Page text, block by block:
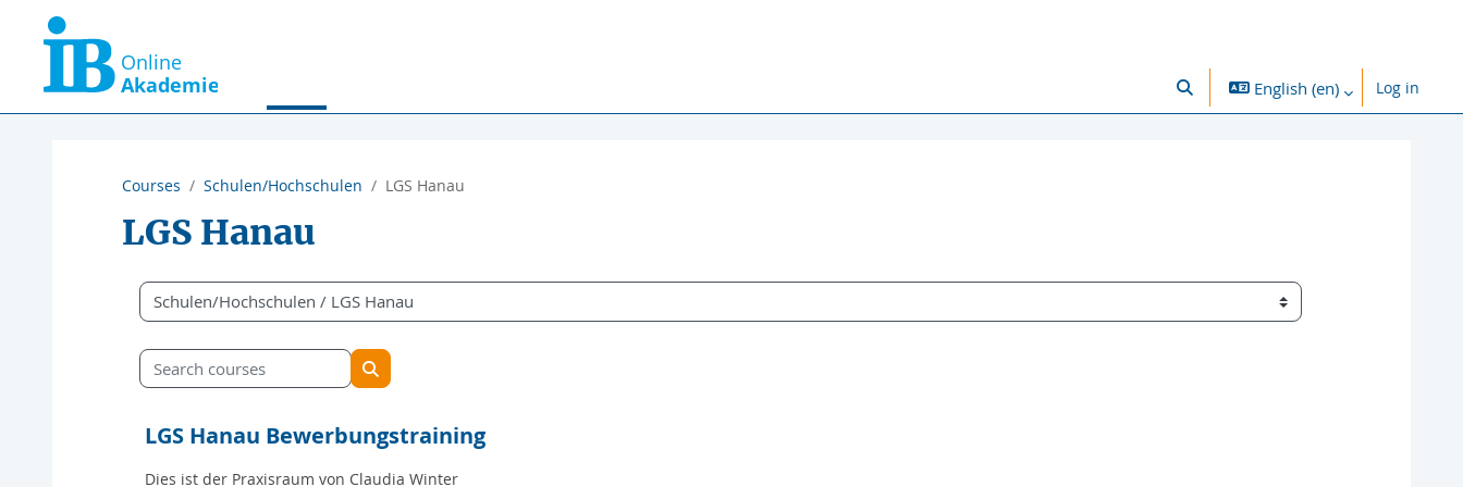
Toggle search input
English ‎(en)‎ Log in
Courses Schulen/Hochschulen LGS Hanau
LGS Hanau
Course categories
Search courses
Search courses
LGS Hanau Bewerbungstraining
Dies ist der Praxisraum von Claudia Winter